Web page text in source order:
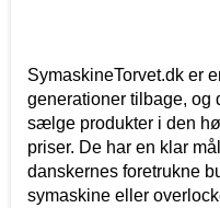
SymaskineTorvet.dk er
generationer tilbage,
sælge produkter i den
priser. De har en klar
danskernes foretrukne
symaskine eller